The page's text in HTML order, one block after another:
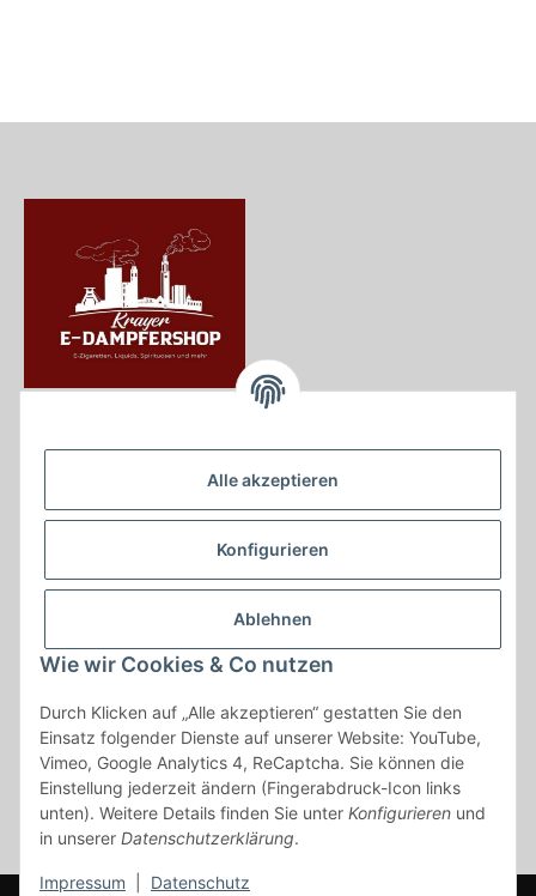
Alle akzeptieren
Konfigurieren
Ablehnen
Wie wir Cookies & Co nutzen
Durch Klicken auf „Alle akzeptieren“ gestatten Sie den
Einsatz folgender Dienste auf unserer Website: YouTube,
Vimeo, Google Analytics 4, ReCaptcha. Sie können die
Einstellung jederzeit ändern (Fingerabdruck-Icon links
unten). Weitere Details finden Sie unter Konfigurieren und
in unserer Datenschutzerklärung.
Impressum Datenschutz
Krayerstraße 249
Tel.:0201555402
info@krayer-edampfer-shop.de
Gesetzliche Informationen
Informationen
Vertrag widerrufen
* Alle Preise inkl. gesetzlicher USt., zzgl.Versand
* gilt für Lieferungen innerhalb Deutschlands, Lieferzeiten für andere
Länder entnehmen Sie bitte der Schaltfläche mit den
Versandinformationen